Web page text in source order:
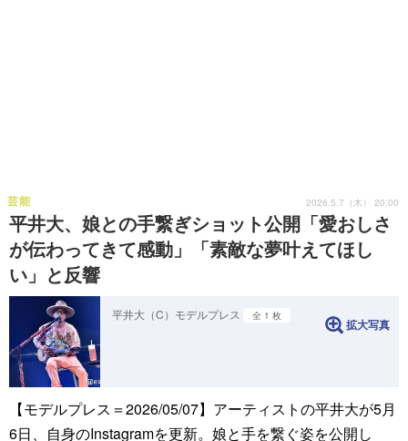
平井大、娘との手繋ぎショット公開「愛おしさ
が伝わってきて感動」「素敵な夢叶えてほし
い」と反響
芸能 2026.5.7（木） 20:00
平井大（C）モデルプレス 全 1 枚
拡大写真
【モデルプレス＝2026/05/07】アーティストの平井大が5月
6日、自身のInstagramを更新。娘と手を繋ぐ姿を公開し